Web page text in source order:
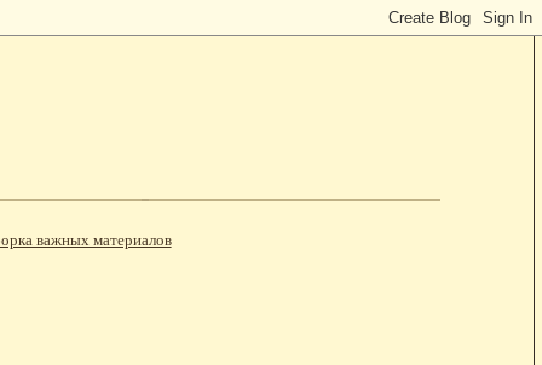
важных материалов